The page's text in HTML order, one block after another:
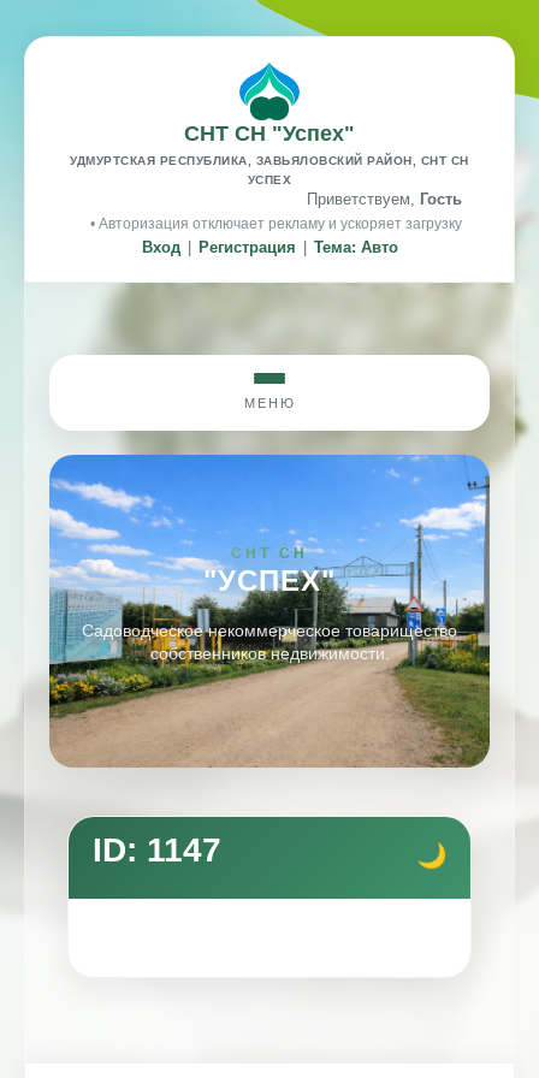
СНТ СН "Успех"
УДМУРТСКАЯ РЕСПУБЛИКА, ЗАВЬЯЛОВСКИЙ РАЙОН, СНТ СН
УСПЕХ
Приветствуем, Гость
• Авторизация отключает рекламу и ускоряет загрузку
Вход Регистрация Тема: Авто
МЕНЮ
СНТ СН
"УСПЕХ"
Садоводческое некоммерческое товарищество
собственников недвижимости.
ID: 1147